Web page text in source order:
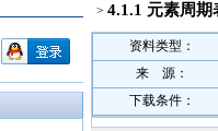
> 4.1.1 元素周
资料类型：
来 源：
下载条件：